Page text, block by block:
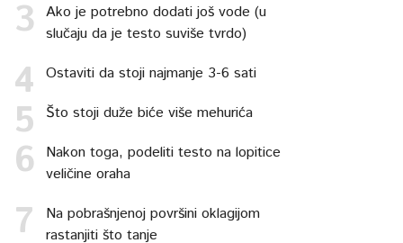
Ako je potrebno dodati još vode (u
slučaju da je testo suviše tvrdo)
Ostaviti da stoji najmanje 3-6 sati
Što stoji duže biće više mehurića
Nakon toga, podeliti testo na lopitice
veličine oraha
Na pobrašnjenoj površini oklagijom
rastanjiti što tanje